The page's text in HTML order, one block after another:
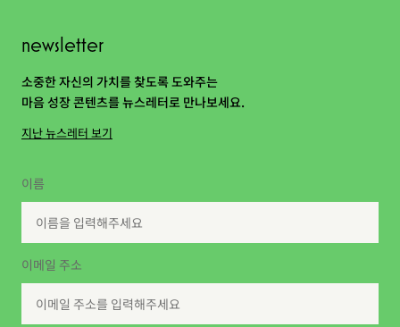
newsletter
소중한 자신의 가치를 찾도록 도와주는
마음 성장 콘텐츠를 뉴스레터로 만나보세요.
지난 뉴스레터 보기
이름
이메일 주소